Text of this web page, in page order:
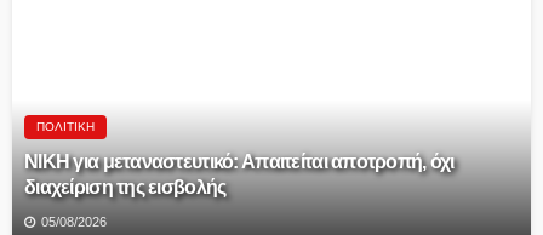
ΠΟΛΙΤΙΚΉ
ΝΙΚΗ για μεταναστευτικό: Απαιτείται αποτροπή, όχι
διαχείριση της εισβολής
05/08/2026